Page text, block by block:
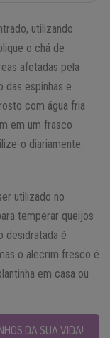
utilizando
o chá de
afetadas pela
das espinhas e
com água fria
em um frasco
o diariamente.
utilizado no
temperar queijos
desidratada é
o alecrim fresco é
em casa ou
DA SUA VIDA!